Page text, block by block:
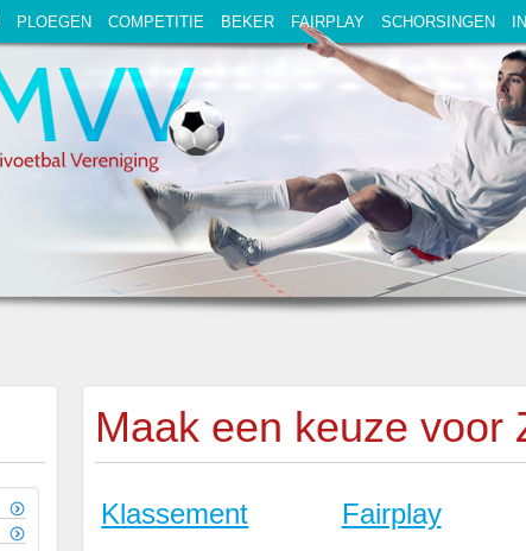
PLOEGEN COMPETITIE BEKER FAIRPLAY SCHORSINGEN
Maak een keuze voor
Klassement Fairplay